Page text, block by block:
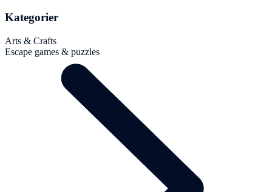
Kategorier
Arts & Crafts
Escape games & puzzles